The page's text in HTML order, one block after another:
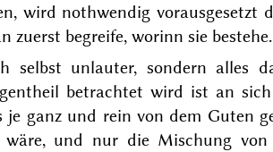
wird nothwendig vorausgesetzt
zuerst begreife, worinn sie bestehe.
selbst unlauter, sondern alles
betrachtet wird ist an
je ganz und rein von dem Guten
und nur die Mischung von